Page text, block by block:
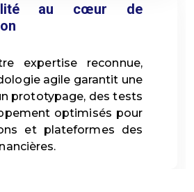
au cœur de
expertise reconnue,
agile garantit une
prototypage, des tests
optimisés pour
et plateformes des